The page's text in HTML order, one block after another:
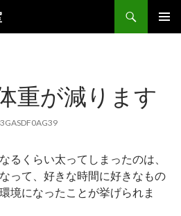
重が減ります
るくらい太ってしまったのは、
って、好きな時間に好きなもの
境になったことが挙げられま